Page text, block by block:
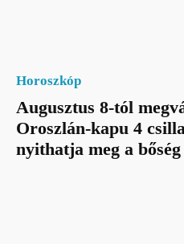
Horoszkóp
Augusztus 8-tól
Oroszlán-kapu 4
nyithatja meg a